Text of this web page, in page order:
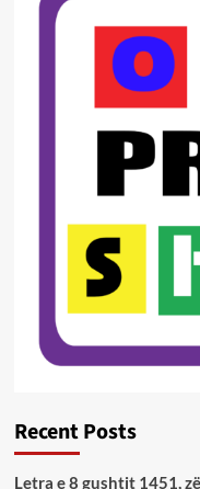
Recent Posts
Letra e 8 gushtit 1451,